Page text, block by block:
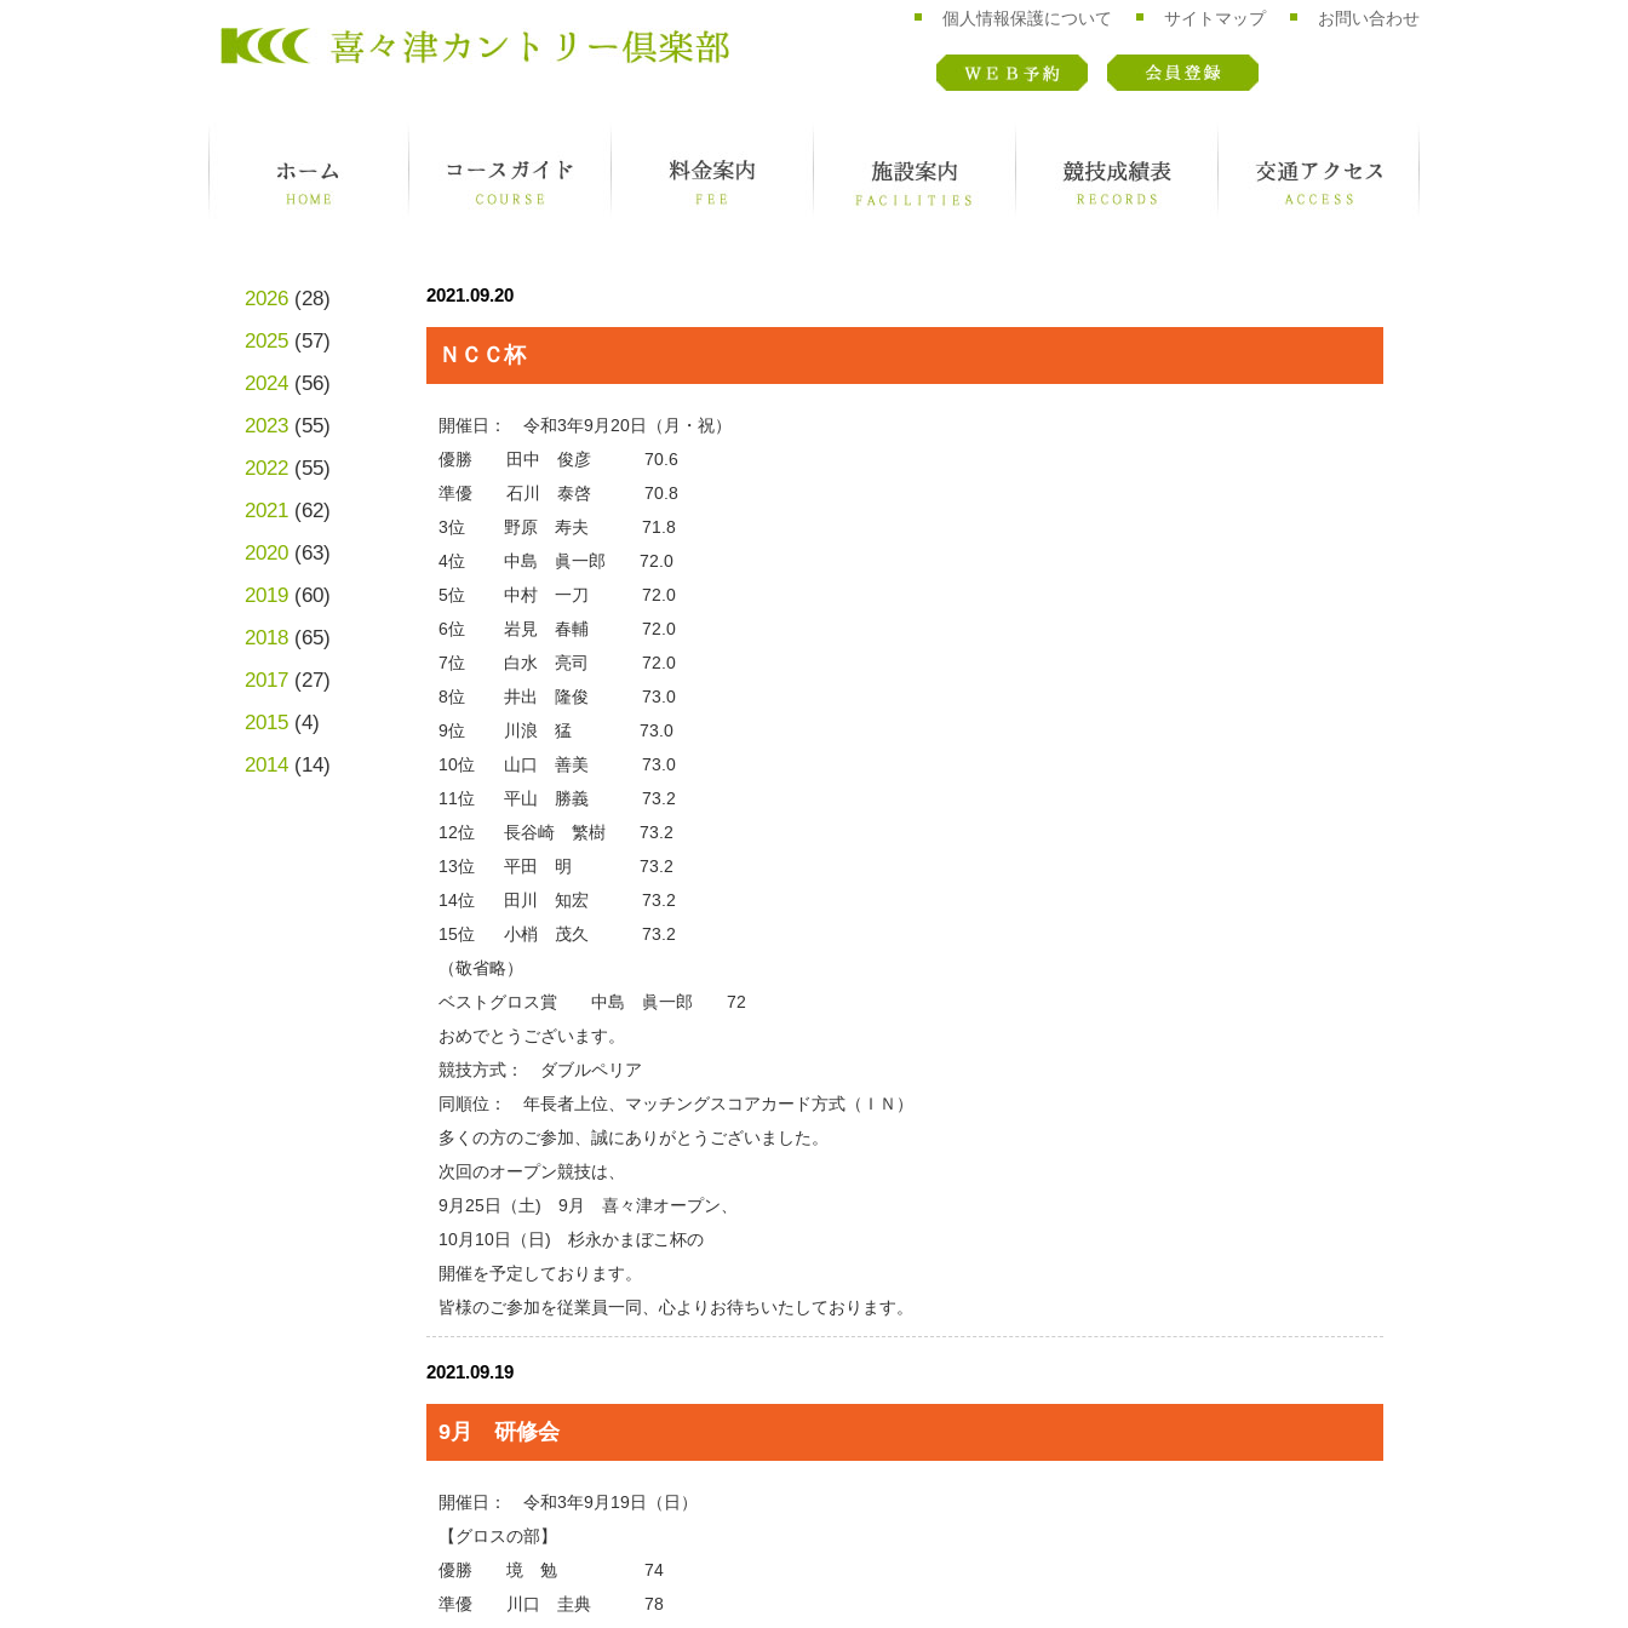
個人情報保護について サイトマップ お問い合わせ
2026 (28)
2025 (57)
2024 (56)
2023 (55)
2022 (55)
2021 (62)
2020 (63)
2019 (60)
2018 (65)
2017 (27)
2015 (4)
2014 (14)
2021.09.20
ＮＣＣ杯
開催日： 令和3年9月20日（月・祝）
優勝 田中 俊彦 70.6
準優 石川 泰啓 70.8
3位 野原 寿夫 71.8
4位 中島 眞一郎 72.0
5位 中村 一刀 72.0
6位 岩見 春輔 72.0
7位 白水 亮司 72.0
8位 井出 隆俊 73.0
9位 川浪 猛 73.0
10位 山口 善美 73.0
11位 平山 勝義 73.2
12位 長谷崎 繁樹 73.2
13位 平田 明 73.2
14位 田川 知宏 73.2
15位 小梢 茂久 73.2
（敬省略）
ベストグロス賞 中島 眞一郎 72
おめでとうございます。
競技方式： ダブルペリア
同順位： 年長者上位、マッチングスコアカード方式（ＩＮ）
多くの方のご参加、誠にありがとうございました。
次回のオープン競技は、
9月25日（土) 9月 喜々津オープン、
10月10日（日) 杉永かまぼこ杯の
開催を予定しております。
皆様のご参加を従業員一同、心よりお待ちいたしております。
2021.09.19
9月 研修会
開催日： 令和3年9月19日（日）
【グロスの部】
優勝 境 勉 74
準優 川口 圭典 78